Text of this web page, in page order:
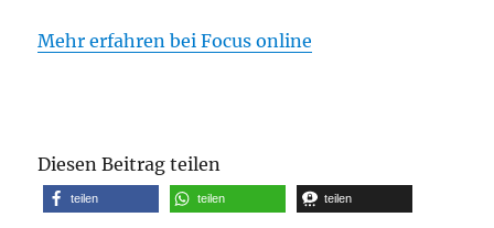
Mehr erfahren bei Focus online
Diesen Beitrag teilen
teilen teilen teilen